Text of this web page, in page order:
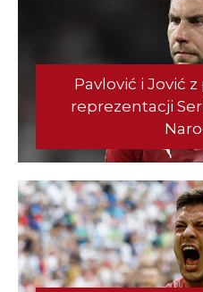
Pavlović i Jović
reprezentacji